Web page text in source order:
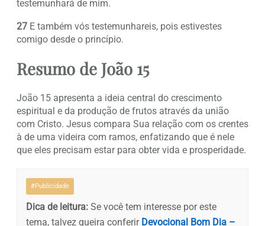
testemunhará de mim.
27 E também vós testemunhareis, pois estivestes
comigo desde o princípio.
Resumo de João 15
João 15 apresenta a ideia central do crescimento
espiritual e da produção de frutos através da união
com Cristo. Jesus compara Sua relação com os crentes
à de uma videira com ramos, enfatizando que é nele
que eles precisam estar para obter vida e prosperidade.
#Publicidade
Dica de leitura: Se você tem interesse por este
tema, talvez queira conferir Devocional Bom Dia –